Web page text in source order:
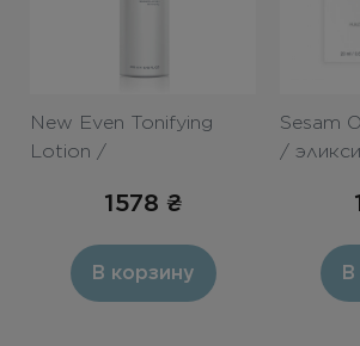
New Even Tonifying
Lotion /
с АНА 250ml
1578 ₴
В корзину
Sesam
/
В